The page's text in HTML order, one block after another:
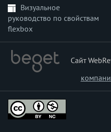
transition-timing-function
unicode-bidi
user-select
vertical-align
visibility
white-space
width
word-break
word-spacing
Визуальное
руководство по свойствам
flexbox
Сайт